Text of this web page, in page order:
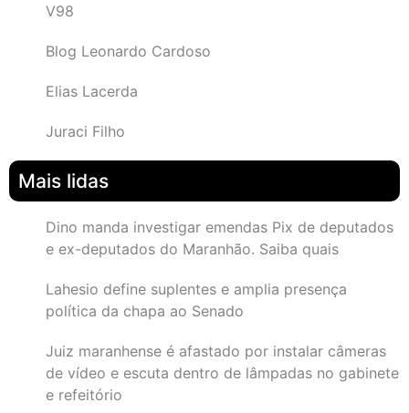
V98
Blog Leonardo Cardoso
Elias Lacerda
Juraci Filho
Mais lidas
Dino manda investigar emendas Pix de deputados
e ex-deputados do Maranhão. Saiba quais
Lahesio define suplentes e amplia presença
política da chapa ao Senado
Juiz maranhense é afastado por instalar câmeras
de vídeo e escuta dentro de lâmpadas no gabinete
e refeitório